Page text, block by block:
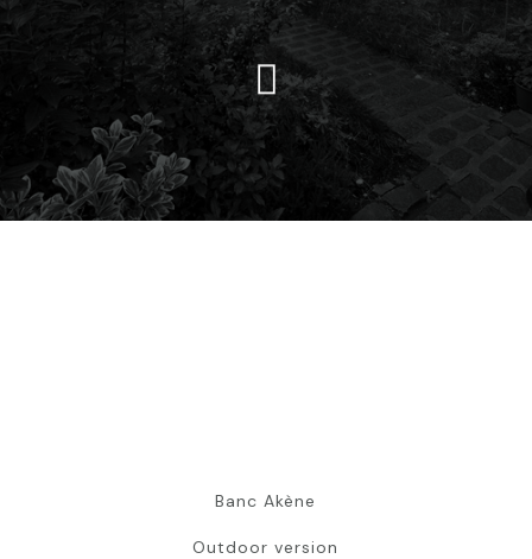

Banc Akène
Outdoor version